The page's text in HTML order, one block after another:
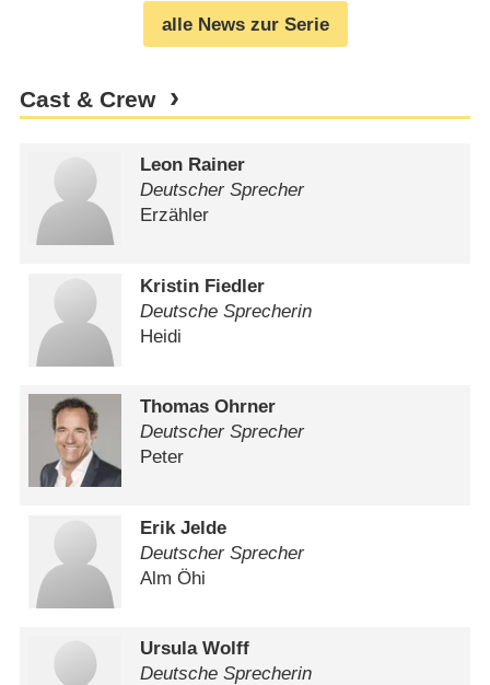
alle News zur Serie
Cast & Crew
Leon Rainer
Deutscher Sprecher
Erzähler
Kristin Fiedler
Deutsche Sprecherin
Heidi
Thomas Ohrner
Deutscher Sprecher
Peter
Erik Jelde
Deutscher Sprecher
Alm Öhi
Ursula Wolff
Deutsche Sprecherin